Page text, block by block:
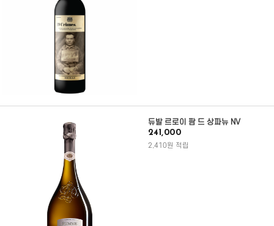
듀발 르로이 팜 드 상파뉴 NV
241,000
2,410원 적립